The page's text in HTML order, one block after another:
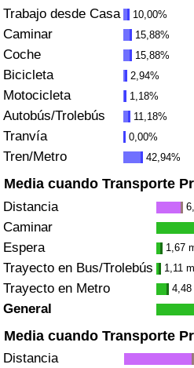
Trabajo desde Casa 10,00%
Caminar 15,88%
Coche 15,88%
Bicicleta 2,94%
Motocicleta 1,18%
Autobús/Trolebús 11,18%
Tranvía 0,00%
Tren/Metro 42,94%
Media cuando Transporte
Distancia
Caminar
Espera 1,67
Trayecto en Bus/Trolebús 1,11
Trayecto en Metro 4,48
General
Media cuando Transporte
Distancia
Índice de contaminación
Índice de Contaminación por
Tráfico
Índice de Tráfico
Índice de Tráfico (Actual)
Índice de Tráfico por País